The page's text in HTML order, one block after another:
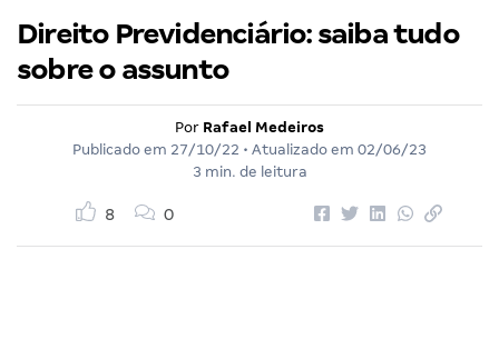
Direito Previdenciário: saiba tudo
sobre o assunto
Por Rafael Medeiros
Publicado em 27/10/22 • Atualizado em 02/06/23
3 min. de leitura
8 0